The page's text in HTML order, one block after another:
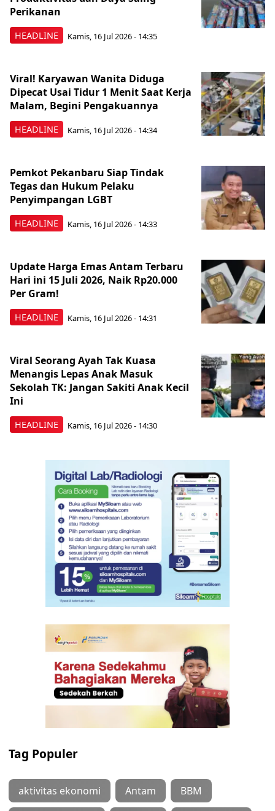
HEADLINE
Perikanan
Kamis, 16 Jul 2026 - 14:35
HEADLINE
Viral! Karyawan Wanita Diduga
Dipecat Usai Tidur 1 Menit Saat Kerja
Malam, Begini Pengakuannya
Kamis, 16 Jul 2026 - 14:34
HEADLINE
Pemkot Pekanbaru Siap Tindak
Tegas dan Hukum Pelaku
Penyimpangan LGBT
Kamis, 16 Jul 2026 - 14:33
HEADLINE
Update Harga Emas Antam Terbaru
Hari ini 15 Juli 2026, Naik Rp20.000
Per Gram!
Kamis, 16 Jul 2026 - 14:31
HEADLINE
Viral Seorang Ayah Tak Kuasa
Menangis Lepas Anak Masuk
Sekolah TK: Jangan Sakiti Anak Kecil
Ini
Kamis, 16 Jul 2026 - 14:30
Tag Populer
aktivitas ekonomi Antam BBM